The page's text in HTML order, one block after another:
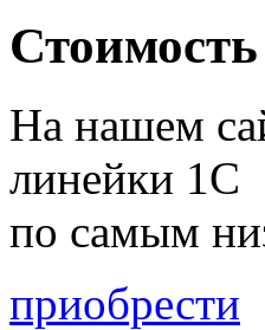
Стоимость
На нашем
линейки 1С
по самым
приобрести